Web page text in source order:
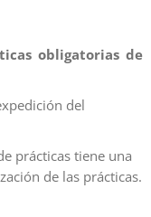
obligatorias de
del
prácticas tiene una
de las prácticas.